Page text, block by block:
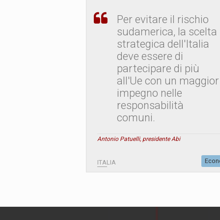
Per evitare il rischio
sudamerica, la scelta
strategica dell'Italia
deve essere di
partecipare di più
all'Ue con un maggior
impegno nelle
responsabilità
comuni.
Antonio Patuelli, presidente Abi
ITALIA